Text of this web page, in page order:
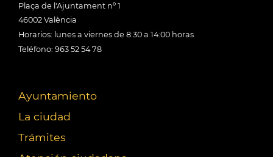
Plaça de l'Ajuntament nº 1
46002 València
Horarios: lunes a viernes de 8:30 a 14:00 horas
Teléfono: 963 52 54 78
Ayuntamiento
La ciudad
Trámites